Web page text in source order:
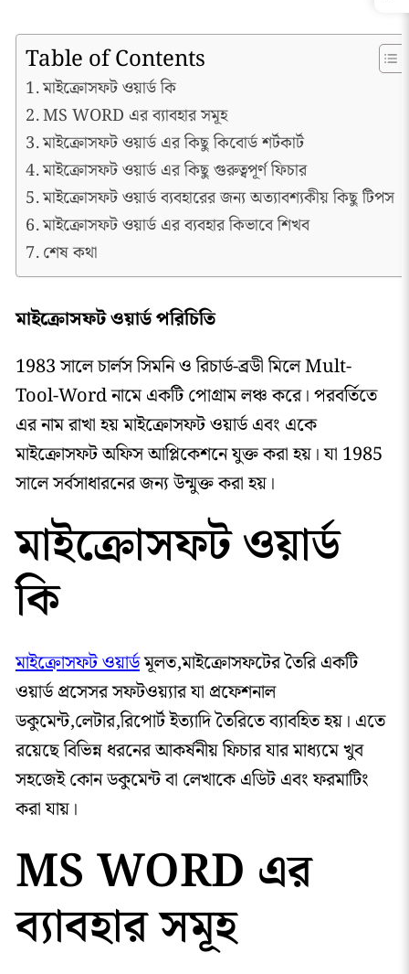
Table of Contents
মাইক্রোসফট ওয়ার্ড কি
MS WORD এর ব্যাবহার সমূহ
মাইক্রোসফট ওয়ার্ড এর কিছু কিবোর্ড শর্টকার্ট
মাইক্রোসফট ওয়ার্ড এর কিছু গুরুত্বপূর্ণ ফিচার
মাইক্রোসফট ওয়ার্ড ব্যবহারের জন্য অত্যাবশ্যকীয় কিছু টিপস
মাইক্রোসফট ওয়ার্ড এর ব্যবহার কিভাবে শিখব
শেষ কথা
মাইক্রোসফট ওয়ার্ড পরিচিতি
1983 সালে চার্লস সিমনি ও রিচার্ড-ব্রডী মিলে Mult-
Tool-Word নামে একটি পোগ্রাম লঞ্চ করে। পরবর্তিতে
এর নাম রাখা হয় মাইক্রোসফট ওয়ার্ড এবং একে
মাইক্রোসফট অফিস আপ্লিকেশনে যুক্ত করা হয়। যা 1985
সালে সর্বসাধারনের জন্য উন্মুক্ত করা হয়।
মাইক্রোসফট ওয়ার্ড
কি
মাইক্রোসফট ওয়ার্ডমূলত,মাইক্রোসফটের তৈরি একটি
ওয়ার্ড প্রসেসর সফটওয়্যার যা প্রফেশনাল
ডকুমেন্ট,লেটার,রিপোর্ট ইত্যাদি তৈরিতে ব্যাবহিত হয়। এতে
রয়েছে বিভিন্ন ধরনের আকর্ষনীয় ফিচার যার মাধ্যমে খুব
সহজেই কোন ডকুমেন্ট বা লেখাকে এডিট এবং ফরমাটিং
করা যায়।
MS WORD এর
ব্যাবহার সমূহ